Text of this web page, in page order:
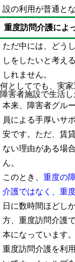
設の利用が普通と
重度訪問介護によ
ただ中には、どう
しをしたいと考え
しれません。
何としてでも、実
障害者施設で生活
本来、障害者グル
員による手厚いサ
安です。ただ、賃
ない理由がある場
ん。
このとき、 重度の
介護ではなく、重
日に数時間ほどし
方、重度訪問介護
本になっています。
重度訪問介護を利